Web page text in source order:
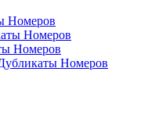
Номеров
Номеров
Номеров
Номеров